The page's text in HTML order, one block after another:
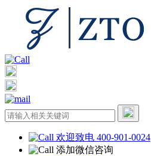
欢迎致电 400-901-0024
添加微信咨询